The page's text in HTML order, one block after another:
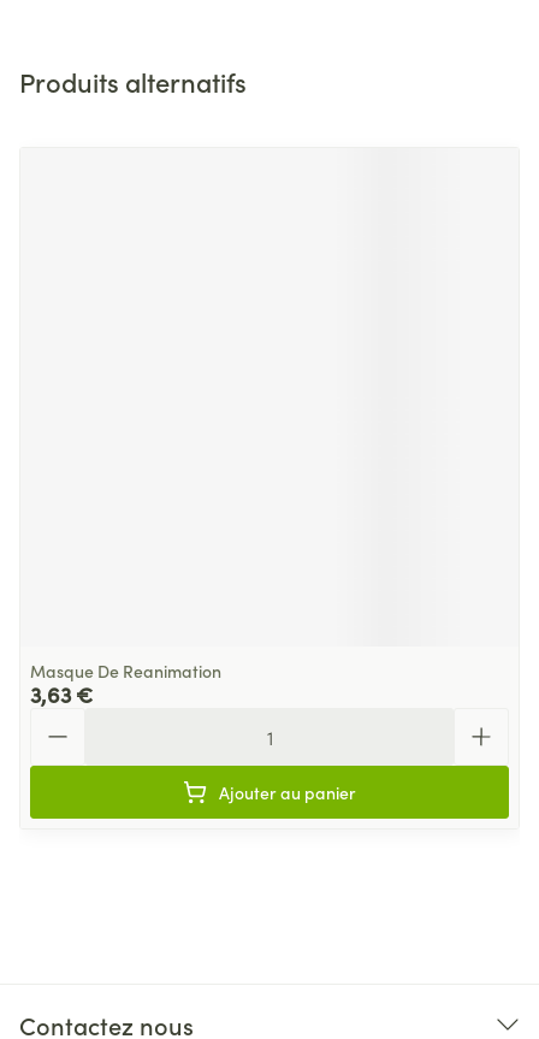
Produits alternatifs
Masque De Reanimation
3,63 €
Ajouter au panier
Contactez nous